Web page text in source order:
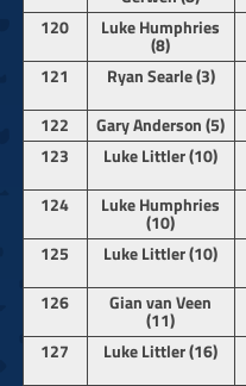
120
Luke Humphries
(8)
121
Ryan Searle (3)
122
Gary Anderson (5)
123
Luke Littler (10)
124
Luke Humphries
(10)
125
Luke Littler (10)
126
Gian van Veen
(11)
127
Luke Littler (16)